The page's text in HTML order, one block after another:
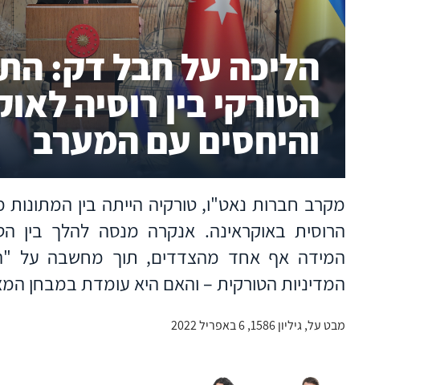
הליכה על חבל דק:
הטורקי בין רוסיה
והיחסים עם המערב
מקרב חברות נאט"ו, טורקיה הייתה בין
הרוסית באוקראינה. אנקרה מנסה להלך בין
המידה אף אחד מהצדדים, תוך מחשבה על
המדיניות הטורקית – והאם היא עומדת במבחן
מבט על, גיליון 1586, 6 באפריל 2022